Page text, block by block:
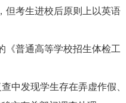
但考生进校后原则上以英语
《普通高等学校招生体检工
中发现学生存在弄虚作假、